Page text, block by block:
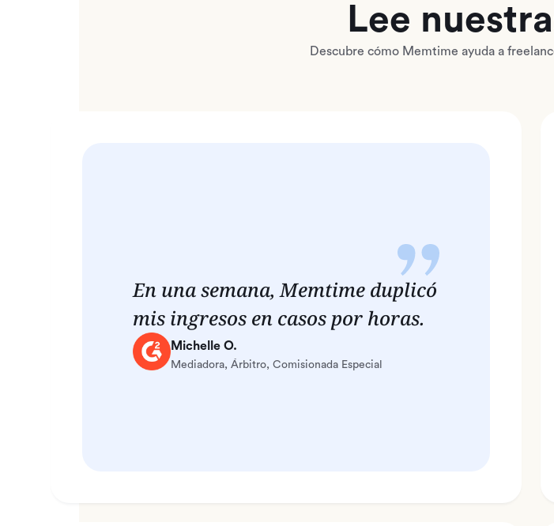
Lee
Descubre cómo Memtime ayuda a
En una semana, Memtime duplicó
mis ingresos en casos por horas.
Michelle O.
Mediadora, Árbitro, Comisionada Especial